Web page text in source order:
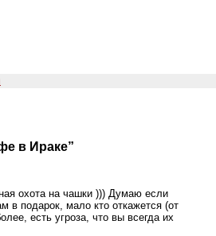
в Ираке”
охота на чашки ))) Думаю если
в подарок, мало кто откажется (от
есть угроза, что вы всегда их